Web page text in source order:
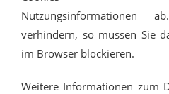
Nutzungsinformationen
verhindern, so müssen Sie
im Browser blockieren.
Weitere Informationen zum